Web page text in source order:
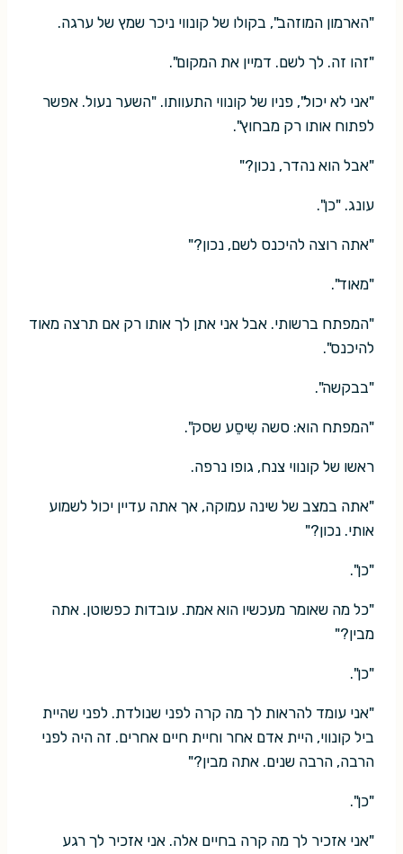
"הארמון המוזהב", בקולו של קונווי ניכר שמץ של ערגה.
"זהו זה. לך לשם. דמיין את המקום".
"אני לא יכול", פניו של קונווי התעוותו. "השער נעול. אפשר
לפתוח אותו רק מבחוץ".
"אבל הוא נהדר, נכון?"
עונג. "כן".
"אתה רוצה להיכנס לשם, נכון?"
"מאוד".
"המפתח ברשותי. אבל אני אתן לך אותו רק אם תרצה מאוד
להיכנס".
"בבקשה".
"המפתח הוא: סשה שִיסֵע שסק".
ראשו של קונווי צנח, גופו נרפה.
"אתה במצב של שינה עמוקה, אך אתה עדיין יכול לשמוע
אותי. נכון?"
"כן".
"כל מה שאומר מעכשיו הוא אמת. עובדות כפשוטן. אתה
מבין?"
"כן".
"אני עומד להראות לך מה קרה לפני שנולדת. לפני שהיית
ביל קונווי, היית אדם אחר וחיית חיים אחרים. זה היה לפני
הרבה, הרבה שנים. אתה מבין?"
"כן".
"אני אזכיר לך מה קרה בחיים אלה. אני אזכיר לך רגע